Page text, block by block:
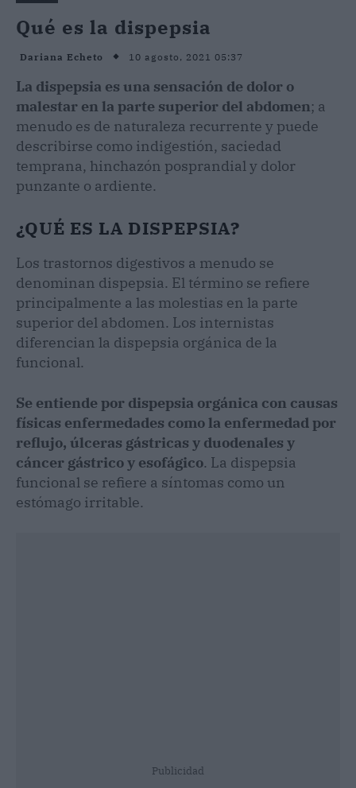
Qué es la dispepsia
Dariana Echeto 10 agosto, 2021 05:37
La dispepsia es una sensación de dolor o
malestar en la parte superior del abdomen; a
menudo es de naturaleza recurrente y puede
describirse como indigestión, saciedad
temprana, hinchazón posprandial y dolor
punzante o ardiente.
¿QUÉ ES LA DISPEPSIA?
Los trastornos digestivos a menudo se
denominan dispepsia. El término se refiere
principalmente a las molestias en la parte
superior del abdomen. Los internistas
diferencian la dispepsia orgánica de la
funcional.
Se entiende por dispepsia orgánica con causas
físicas enfermedades como la enfermedad por
reflujo, úlceras gástricas y duodenales y
cáncer gástrico y esofágico. La dispepsia
funcional se refiere a síntomas como un
estómago irritable.
Publicidad